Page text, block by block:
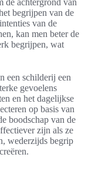
de achtergrond van
begrijpen van de
van de
kan men beter de
begrijpen, wat
een schilderij een
gevoelens
en het dagelijkse
op basis van
boodschap van de
zijn als ze
wederzijds begrip